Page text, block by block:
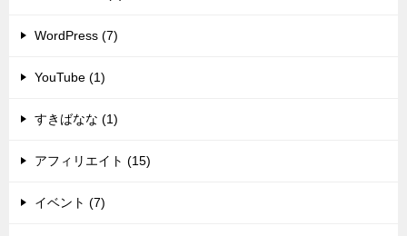
WordPress (7)
YouTube (1)
すきばなな (1)
アフィリエイト (15)
イベント (7)